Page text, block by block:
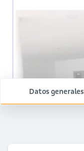
Datos generales